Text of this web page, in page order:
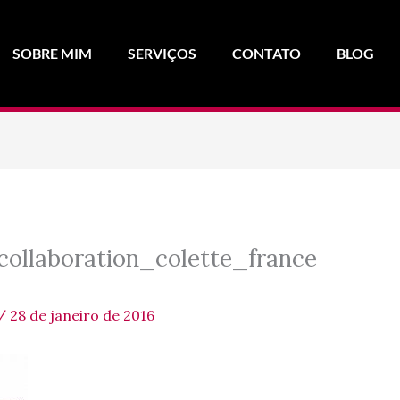
SOBRE MIM SERVIÇOS CONTATO BLOG
/ 28 de janeiro de 2016